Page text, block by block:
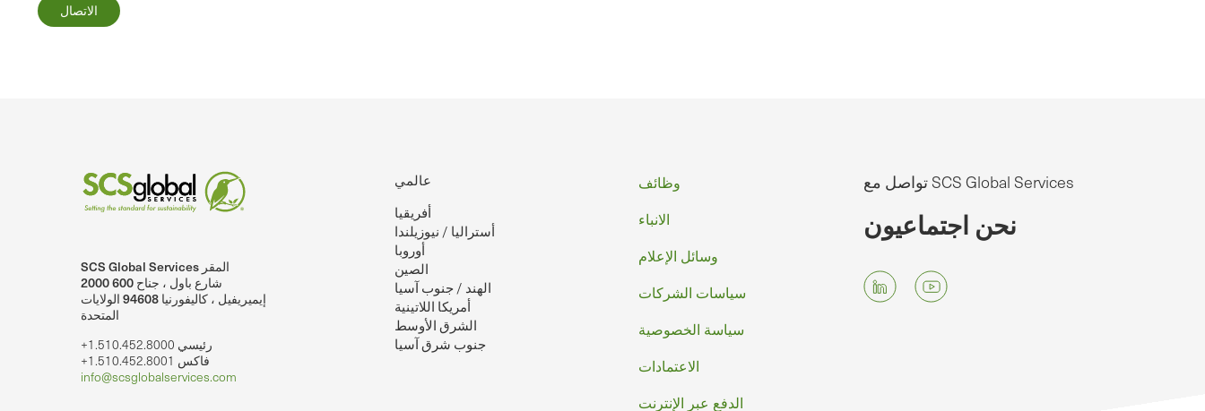
الاتصال
SCS Global Services المقر
2000 شارع باول ، جناح 600
إيميريفيل ، كاليفورنيا 94608 الولايات
المتحدة
+1.510.452.8000 رئيسي
+1.510.452.8001 فاكس
info@scsglobalservices.com
عالمي
أفريقيا
أستراليا / نيوزيلندا
أوروبا
الصين
الهند / جنوب آسيا
أمريكا اللاتينية
الشرق الأوسط
جنوب شرق آسيا
تذييل
الصفحه
وظائف
الانباء
وسائل الإعلام
سياسات الشركات
سياسة الخصوصية
الاعتمادات
الدفع عبر الإنترنت
تواصل مع SCS Global Services
نحن اجتماعيون
SCSglobalServices على لينكد إن.
SCS Global Services على يوتيوب